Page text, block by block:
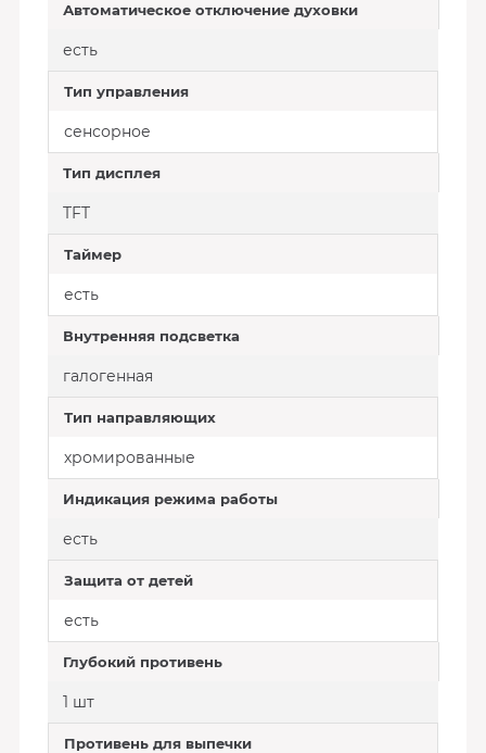
Автоматическое отключение духовки
есть
Тип управления
сенсорное
Тип дисплея
TFT
Таймер
есть
Внутренняя пoдсветкa
галогенная
Тип направляющих
хромированные
Индикация режима работы
есть
Защита от детей
есть
Глубокий противень
1 шт
Противень для выпечки